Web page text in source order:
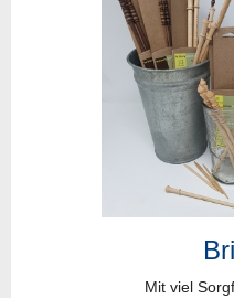
Mit viel